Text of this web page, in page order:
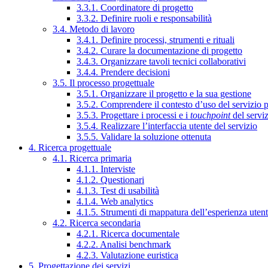
3.3.1. Coordinatore di progetto
3.3.2. Definire ruoli e responsabilità
3.4. Metodo di lavoro
3.4.1. Definire processi, strumenti e rituali
3.4.2. Curare la documentazione di progetto
3.4.3. Organizzare tavoli tecnici collaborativi
3.4.4. Prendere decisioni
3.5. Il processo progettuale
3.5.1. Organizzare il progetto e la sua gestione
3.5.2. Comprendere il contesto d’uso del servizio
3.5.3. Progettare i processi e i touchpointdel
3.5.4. Realizzare l’interfaccia utente del servizio
3.5.5. Validare la soluzione ottenuta
4. Ricerca progettuale
4.1. Ricerca primaria
4.1.1. Interviste
4.1.2. Questionari
4.1.3. Test di usabilità
4.1.4. Web analytics
4.1.5. Strumenti di mappatura dell’esperienza
4.2. Ricerca secondaria
4.2.1. Ricerca documentale
4.2.2. Analisi benchmark
4.2.3. Valutazione euristica
5. Progettazione dei servizi